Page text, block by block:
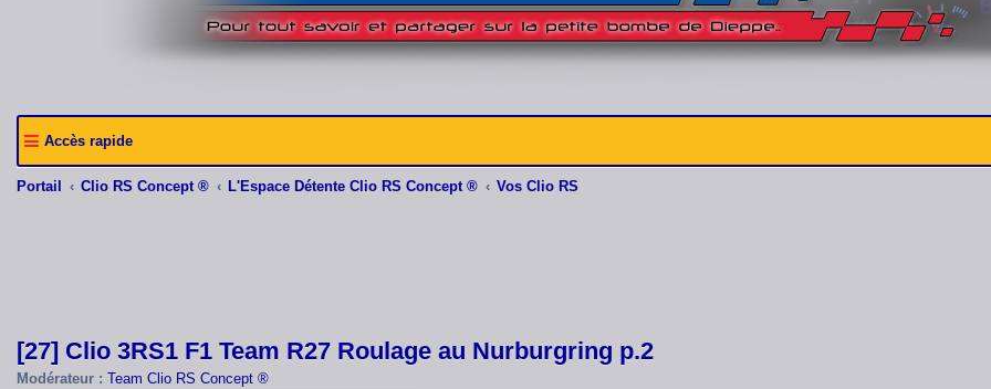
Accès rapide
Portail Clio RS Concept ® L'Espace Détente Clio RS Concept ® Vos Clio RS
[27] Clio 3RS1 F1 Team R27 Roulage au Nurburgring p.2
Modérateur : Team Clio RS Concept ®